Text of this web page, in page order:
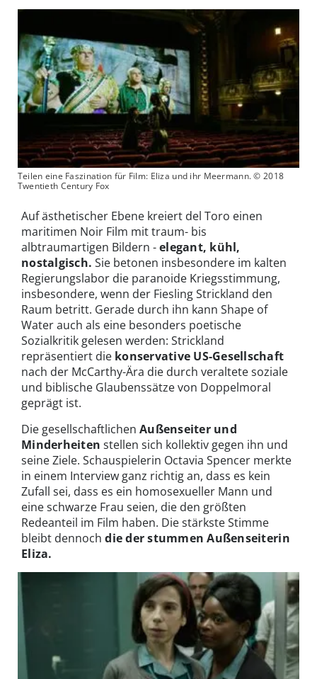
Teilen eine Faszination für Film: Eliza und ihr Meermann. © 2018
Twentieth Century Fox
Auf ästhetischer Ebene kreiert del Toro einen
maritimen Noir Film mit traum- bis
albtraumartigen Bildern -elegant, kühl,
nostalgisch. Sie betonen insbesondere im kalten
Regierungslabor die paranoide Kriegsstimmung,
insbesondere, wenn der Fiesling Strickland den
Raum betritt. Gerade durch ihn kann Shape of
Water auch als eine besonders poetische
Sozialkritik gelesen werden: Strickland
repräsentiert die konservative US-Gesellschaft
nach der McCarthy-Ära die durch veraltete soziale
und biblische Glaubenssätze von Doppelmoral
geprägt ist.
Die gesellschaftlichen Außenseiter und
Minderheiten stellen sich kollektiv gegen ihn und
seine Ziele. Schauspielerin Octavia Spencer merkte
in einem Interview ganz richtig an, dass es kein
Zufall sei, dass es ein homosexueller Mann und
eine schwarze Frau seien, die den größten
Redeanteil im Film haben. Die stärkste Stimme
bleibt dennoch die der stummen Außenseiterin
Eliza.